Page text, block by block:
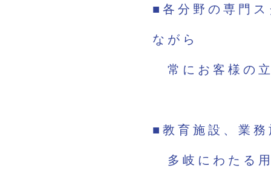
■各分野の専門
ながら
常にお客様の
■教育施設、業
多岐にわたる